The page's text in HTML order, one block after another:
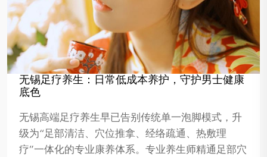
无锡足疗养生：日常低成本养护，守护男士健康
底色
无锡高端足疗养生早已告别传统单一泡脚模式，升
级为“足部清洁、穴位推拿、经络疏通、热敷理
疗”一体化的专业康养体系。专业养生师精通足部穴